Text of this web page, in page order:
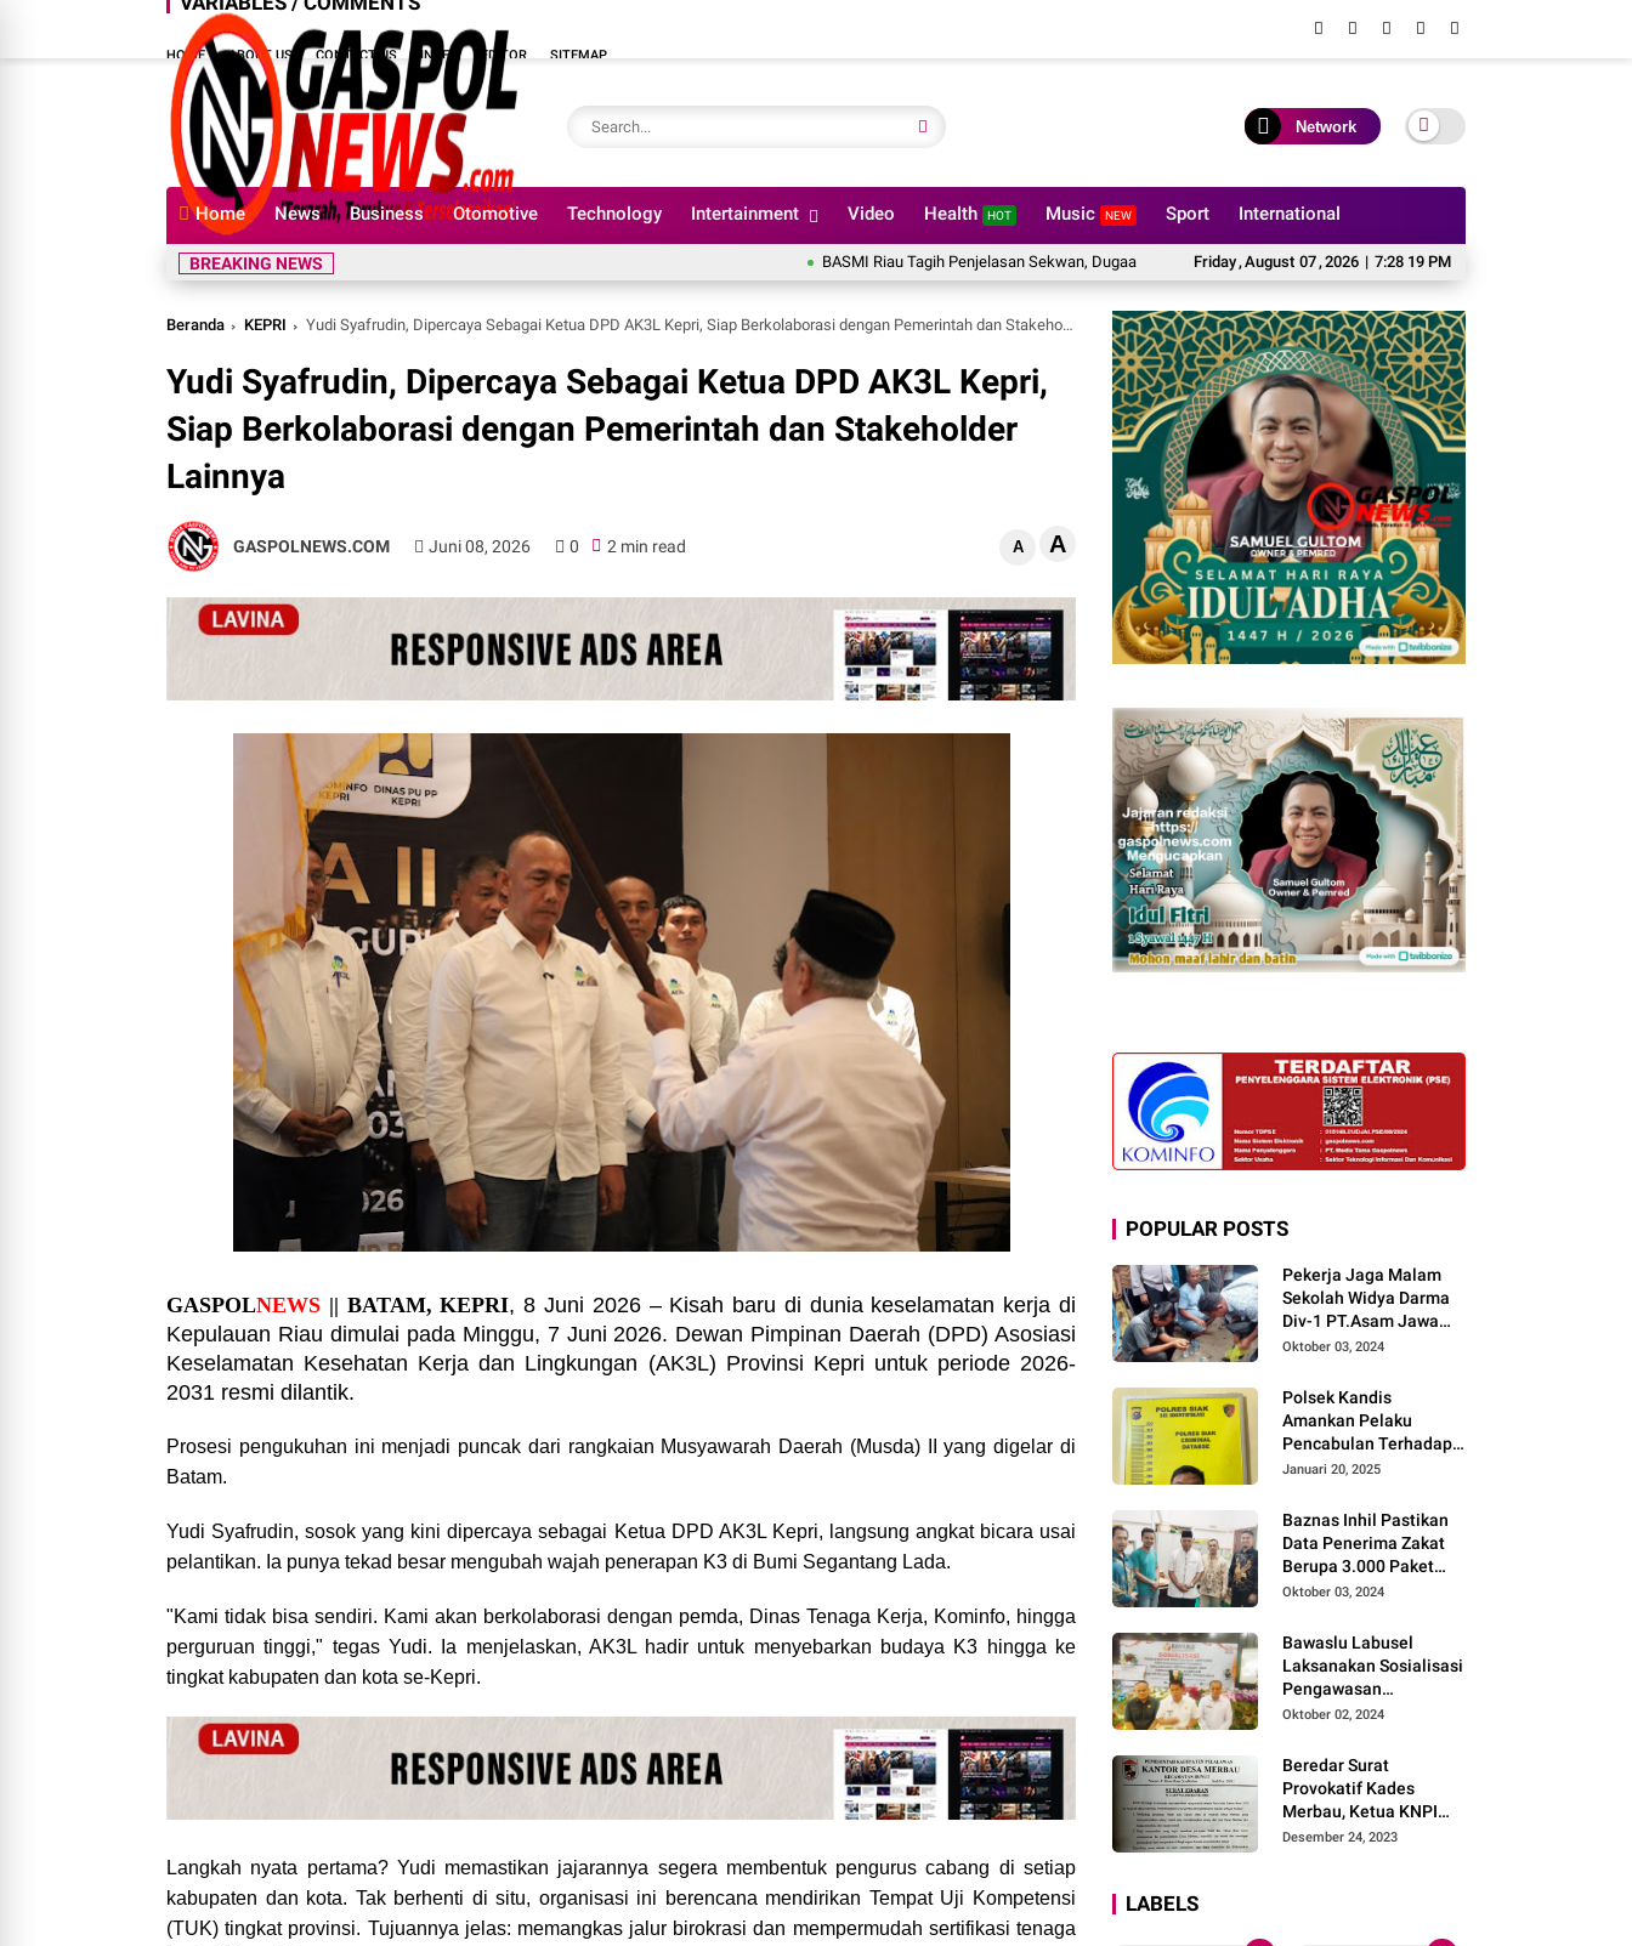
HOME ABOUT US CONTACT US INDEX EDITOR SITEMAP
Network
Home News Business Otomotive Technology Intertainment Video Health HOT Music NEW Sport International
Friday,August 07,2026 | 7:28 20 PM
BREAKING NEWS BASMI Riau Tagih Penjelasan Sekwan, Dugaan Pencairan Anggaran DPRD Tanpa Prosedur Tuai Sorotan
Beranda KEPRI Yudi Syafrudin, Dipercaya Sebagai Ketua DPD AK3L Kepri, Siap Berkolaborasi dengan Pemerintah dan Stakeholder Lainnya
Yudi Syafrudin, Dipercaya Sebagai Ketua DPD AK3L Kepri,
Siap Berkolaborasi dengan Pemerintah dan Stakeholder
Lainnya
GASPOLNEWS.COM Juni 08, 2026 0 2 min read A A
GASPOLNEWS || BATAM, KEPRI, 8 Juni 2026 – Kisah baru di dunia keselamatan kerja di
Kepulauan Riau dimulai pada Minggu, 7 Juni 2026. Dewan Pimpinan Daerah (DPD) Asosiasi
Keselamatan Kesehatan Kerja dan Lingkungan (AK3L) Provinsi Kepri untuk periode 2026-
2031 resmi dilantik.
Prosesi pengukuhan ini menjadi puncak dari rangkaian Musyawarah Daerah (Musda) II yang digelar di
Batam.
Yudi Syafrudin, sosok yang kini dipercaya sebagai Ketua DPD AK3L Kepri, langsung angkat bicara usai
pelantikan. Ia punya tekad besar mengubah wajah penerapan K3 di Bumi Segantang Lada.
"Kami tidak bisa sendiri. Kami akan berkolaborasi dengan pemda, Dinas Tenaga Kerja, Kominfo, hingga
perguruan tinggi," tegas Yudi. Ia menjelaskan, AK3L hadir untuk menyebarkan budaya K3 hingga ke
tingkat kabupaten dan kota se-Kepri.
Langkah nyata pertama? Yudi memastikan jajarannya segera membentuk pengurus cabang di setiap
kabupaten dan kota. Tak berhenti di situ, organisasi ini berencana mendirikan Tempat Uji Kompetensi
(TUK) tingkat provinsi. Tujuannya jelas: memangkas jalur birokrasi dan mempermudah sertifikasi tenaga
POPULAR POSTS
Pekerja Jaga Malam
Sekolah Widya Darma
Div-1 PT.Asam Jawa
Todongkan Senpi
Sumberjo
Oktober 03, 2024
Polsek Kandis
Amankan Pelaku
Pencabulan Terhadap
Dua Anak Kakak-
Gereja
Januari 20, 2025
Baznas Inhil Pastikan
Data Penerima Zakat
Berupa 3.000 Paket
Premium Boxs Sudah
Oktober 03, 2024
Bawaslu Labusel
Laksanakan Sosialisasi
Pengawasan
Partisipatif kepada
Pemuda Dan Agama
Pada pilkada Serentak
2024
Oktober 02, 2024
Beredar Surat
Provokatif Kades
Merbau, Ketua KNPI
Riau: "Periksa, Tangkap
Desember 24, 2023
LABELS